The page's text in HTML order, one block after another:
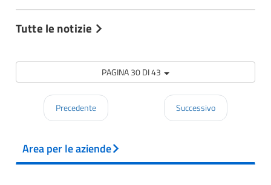
Tutte le notizie
PAGINA 30 DI 43
Precedente Successivo
Area per le aziende